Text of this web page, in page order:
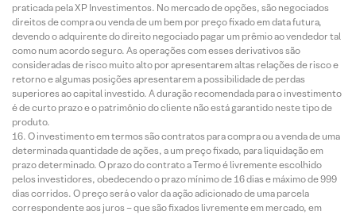
praticada pela XP Investimentos. No mercado de opções, são negociados
direitos de compra ou venda de um bem por preço fixado em data futura,
devendo o adquirente do direito negociado pagar um prêmio ao vendedor tal
como num acordo seguro. As operações com esses derivativos são
consideradas de risco muito alto por apresentarem altas relações de risco e
retorno e algumas posições apresentarem a possibilidade de perdas
superiores ao capital investido. A duração recomendada para o investimento
é de curto prazo e o patrimônio do cliente não está garantido neste tipo de
produto.
O investimento em termos são contratos para compra ou a venda de uma
determinada quantidade de ações, a um preço fixado, para liquidação em
prazo determinado. O prazo do contrato a Termo é livremente escolhido
pelos investidores, obedecendo o prazo mínimo de 16 dias e máximo de 999
dias corridos. O preço será o valor da ação adicionado de uma parcela
correspondente aos juros – que são fixados livremente em mercado, em